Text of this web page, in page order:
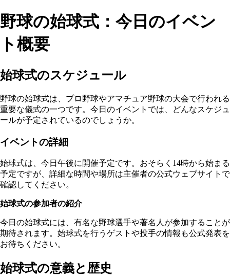
野球の始球式：今日のイベン
ト概要
始球式のスケジュール
野球の始球式は、プロ野球やアマチュア野球の大会で行われる
重要な儀式の一つです。今日のイベントでは、どんなスケジュ
ールが予定されているのでしょうか。
イベントの詳細
始球式は、今日午後に開催予定です。おそらく14時から始まる
予定ですが、詳細な時間や場所は主催者の公式ウェブサイトで
確認してください。
始球式の参加者の紹介
今日の始球式には、有名な野球選手や著名人が参加することが
期待されます。始球式を行うゲストや投手の情報も公式発表を
お待ちください。
始球式の意義と歴史